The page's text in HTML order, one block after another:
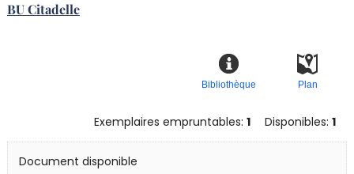
BU Citadelle
Plan
Bibliothèque
Exemplaires empruntables:1 Disponibles:1
Document disponible